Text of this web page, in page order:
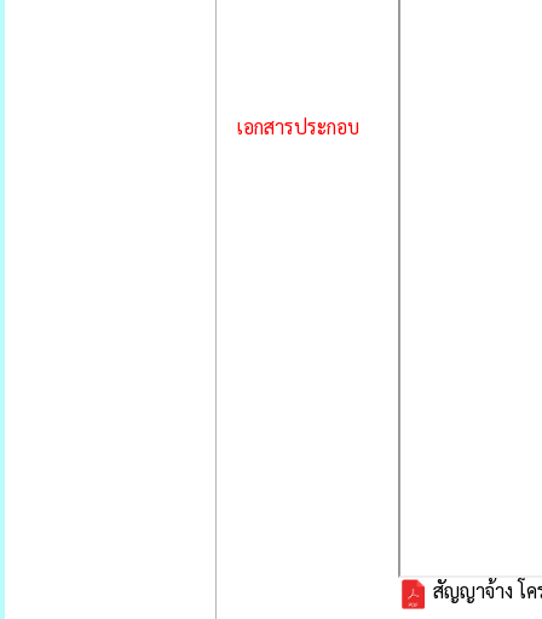
เอกสารประกอบ
สัญญาจ้าง โ